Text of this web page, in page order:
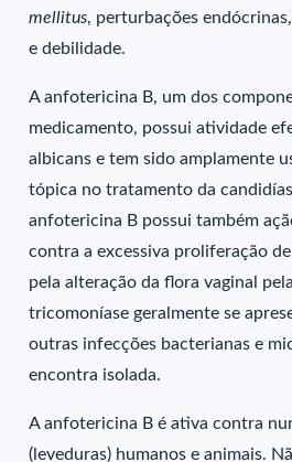
mellitus, perturbações
e debilidade.
A anfotericina B, um dos
medicamento, possui atividade
albicans e tem sido amplamente
tópica no tratamento da
anfotericina B possui também
contra a excessiva proliferação
pela alteração da flora vaginal
tricomoníase geralmente se
outras infecções bacterianas e
encontra isolada.
A anfotericina B é ativa contra
(leveduras) humanos e animais.